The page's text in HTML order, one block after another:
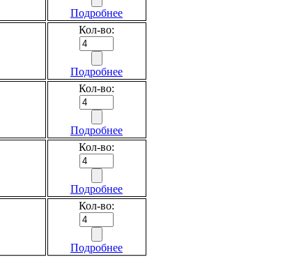
Подробнее
Кол-во:
Подробнее
Кол-во:
Подробнее
Кол-во:
Подробнее
Кол-во:
Подробнее